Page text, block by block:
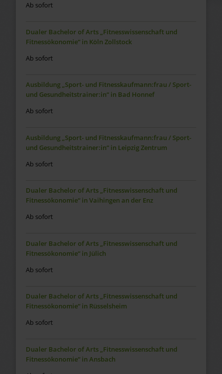
Ab sofort
Dualer Bachelor of Arts „Fitnesswissenschaft und
Fitnessökonomie“ in Köln Zollstock
Ab sofort
Ausbildung „Sport- und Fitnesskaufmann:frau / Sport-
und Gesundheitstrainer:in“ in Bad Honnef
Ab sofort
Ausbildung „Sport- und Fitnesskaufmann:frau / Sport-
und Gesundheitstrainer:in“ in Leipzig Zentrum
Ab sofort
Dualer Bachelor of Arts „Fitnesswissenschaft und
Fitnessökonomie“ in Vaihingen an der Enz
Ab sofort
Dualer Bachelor of Arts „Fitnesswissenschaft und
Fitnessökonomie“ in Jülich
Ab sofort
Dualer Bachelor of Arts „Fitnesswissenschaft und
Fitnessökonomie“ in Rüsselsheim
Ab sofort
Dualer Bachelor of Arts „Fitnesswissenschaft und
Fitnessökonomie“ in Ansbach